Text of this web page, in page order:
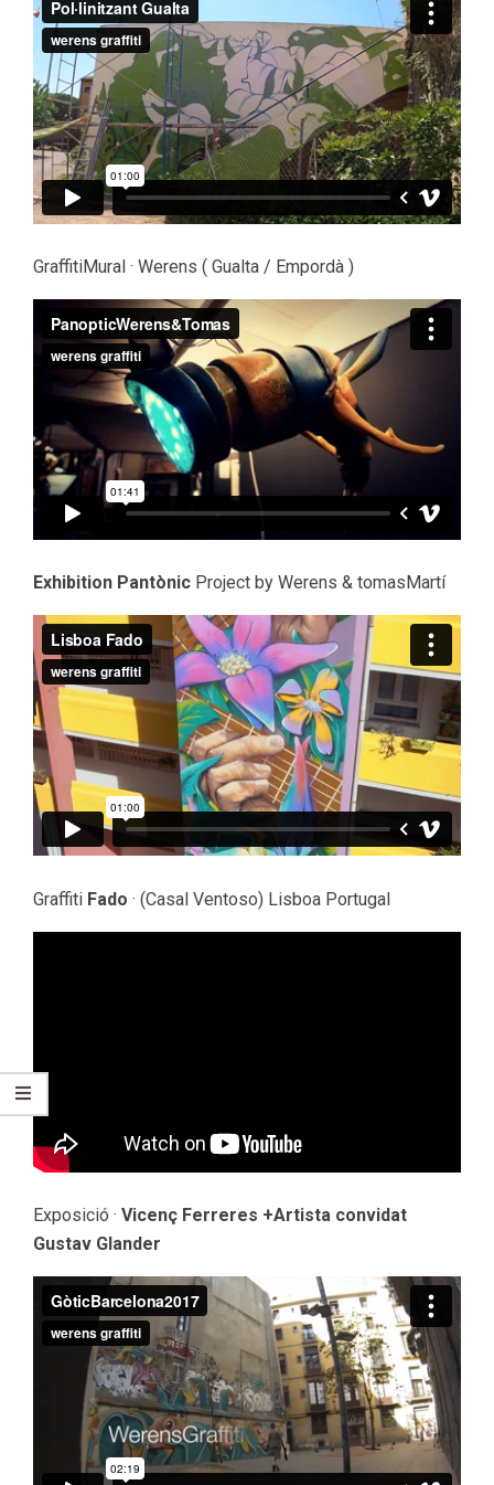
GraffitiMural · Werens ( Gualta / Empordà )
Exhibition Pantònic Project by Werens & tomasMartí
Graffiti Fado · (Casal Ventoso) Lisboa Portugal
Exposició · Vicenç Ferreres +Artista convidat
Gustav Glander